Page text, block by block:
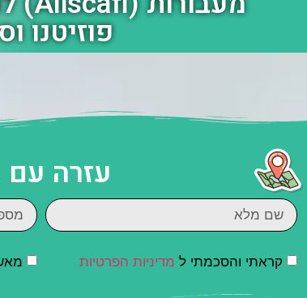
פוזיטנו
עזרה עם
קראתי והסכמתי ל מדיניות הפרטיות